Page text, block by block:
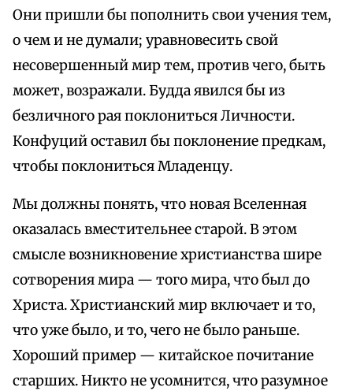
Они пришли бы пополнить свои учения тем,
о чем и не думали; уравновесить свой
несовершенный мир тем, против чего, быть
может, возражали. Будда явился бы из
безличного рая поклониться Личности.
Конфуций оставил бы поклонение предкам,
чтобы поклониться Младенцу.
Мы должны понять, что новая Вселенная
оказалась вместительнее старой. В этом
смысле возникновение христианства шире
сотворения мира — того мира, что был до
Христа. Христианский мир включает и то,
что уже было, и то, чего не было раньше.
Хороший пример — китайское почитание
старших. Никто не усомнится, что разумное